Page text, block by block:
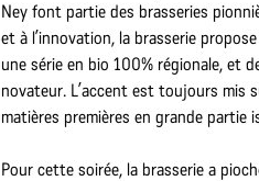
Ney font partie des brasseries
et à l’innovation, la brasserie
une série en bio 100% régionale, et
novateur. L’accent est toujours mis
matières premières en grande partie
Pour cette soirée, la brasserie a